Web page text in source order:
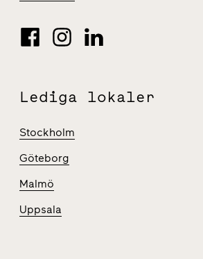
Lediga lokaler
Stockholm
Göteborg
Malmö
Uppsala